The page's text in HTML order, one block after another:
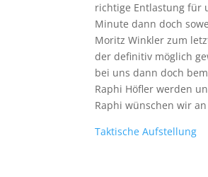
richtige Entlastung für
Minute dann doch
Moritz Winkler zum
der definitiv möglich
bei uns dann doch
Raphi Höfler werden
Raphi wünschen wir
Taktische Aufstellung